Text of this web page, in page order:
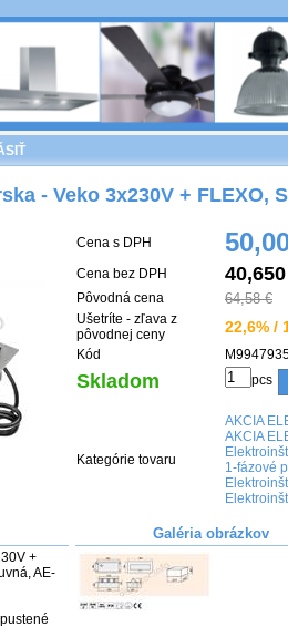
- Veko 3x230V + FLEXO,
Cena s DPH
Cena bez DPH
Pôvodná cena 64,58 €
Ušetríte - zľava z
pôvodnej ceny
22,6% /
Kód
Skladom pcs
Kategórie tovaru
AKCIA
AKCIA
1-fázové
+
AE-
Galéria obrázkov